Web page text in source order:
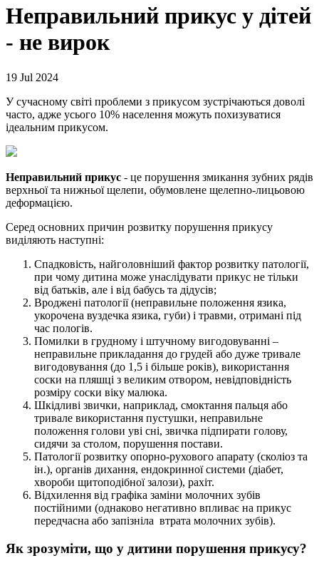
Неправильний прикус у дітей
- не вирок
19 Jul 2024
У сучасному світі проблеми з прикусом зустрічаються доволі
часто, адже усього 10% населення можуть похизуватися
ідеальним прикусом.
Неправильний прикус - це порушення змикання зубних рядів
верхньої та нижньої щелепи, обумовлене щелепно-лицьовою
деформацією.
Серед основних причин розвитку порушення прикусу
виділяють наступні:
Спадковість, найголовніший фактор розвитку патології,
при чому дитина може унаслідувати прикус не тільки
від батьків, але і від бабусь та дідусів;
Вроджені патології (неправильне положення язика,
укорочена вуздечка язика, губи) і травми, отримані під
час пологів.
Помилки в грудному і штучному вигодовуванні –
неправильне прикладання до грудей або дуже тривале
вигодовування (до 1,5 і більше років), використання
соски на пляшці з великим отвором, невідповідність
розміру соски віку малюка.
Шкідливі звички, наприклад, смоктання пальця або
тривале використання пустушки, неправильне
положення голови уві сні, звичка підпирати голову,
сидячи за столом, порушення постави.
Патології розвитку опорно-рухового апарату (сколіоз та
ін.), органів дихання, ендокринної системи (діабет,
хвороби щитоподібної залози), рахіт.
Відхилення від графіка заміни молочних зубів
постійними (однаково негативно впливає на прикус
передчасна або запізніла втрата молочних зубів).
Як зрозуміти, що у дитини порушення прикусу?